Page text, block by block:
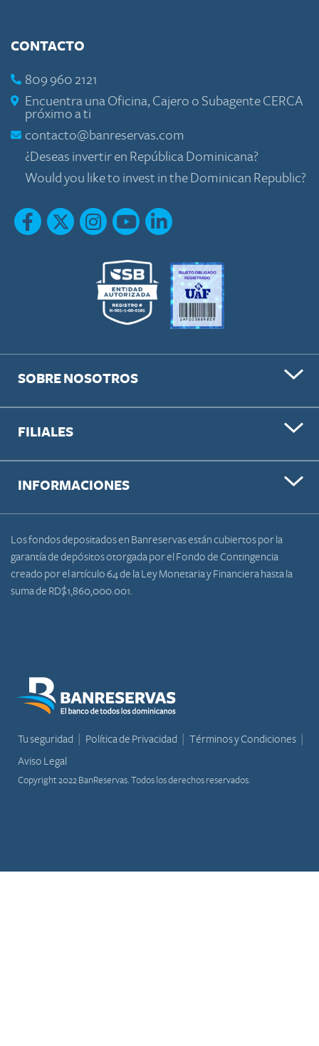
CONTACTO
809 960 2121
Encuentra una Oficina, Cajero o Subagente CERCA
próximo a ti
contacto@banreservas.com
¿Deseas invertir en República Dominicana?
Would you like to invest in the Dominican Republic?
SOBRE NOSOTROS
FILIALES
INFORMACIONES
Los fondos depositados en Banreservas están cubiertos por la
garantía de depósitos otorgada por el Fondo de Contingencia
creado por el artículo 64 de la Ley Monetaria y Financiera hasta la
suma de RD$1,860,000.001.
Tu seguridad Política de Privacidad
Términos y Condiciones
Aviso Legal
Copyright 2022 BanReservas. Todos los derechos reservados.